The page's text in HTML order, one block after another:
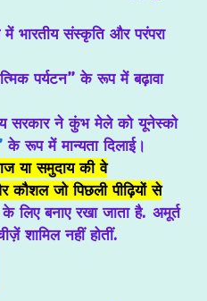
भारतीय संस्कृति और परंपरा
पर्यटन” के रूप में बढ़ावा
सरकार ने कुंभ मेले को यूनेस्को
के रूप में मान्यता दिलाई।
या समुदाय की वे
कौशल जो पिछली पीढ़ियों से
के लिए बनाए रखा जाता है. अमूर्त
शामिल नहीं होतीं.